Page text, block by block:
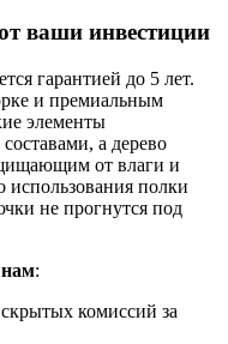
ваши инвестиции
гарантией до 5 лет.
и премиальным
элементы
а дерево
от влаги и
использования полки
не прогнутся под
:
комиссий за